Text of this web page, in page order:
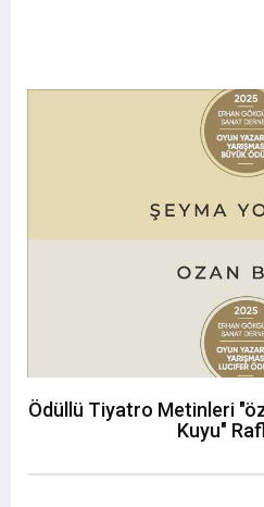
Ödüllü Tiyatro Metinleri
Kuyu"